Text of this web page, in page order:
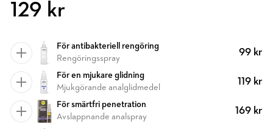
129 kr
För antibakteriell rengöring
Rengöringsspray
99 kr
För en mjukare glidning
Mjukgörande analglidmedel
119 kr
För smärtfri penetration
Avslappnande analspray
169 kr